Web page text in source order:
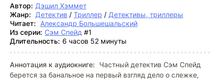
Автор: Дэшил Хэммет
Жанр:
Детектив / Триллер / Детективы, триллеры
Читает:
Александр Большешальский
Из серии: Сэм Спейд #1
Длительность: 6 часов 52 минуты
Аннотация к аудиокниге:
Частный детектив Сэм Спейд
берется за банальное на первый взгляд дело о слежке,